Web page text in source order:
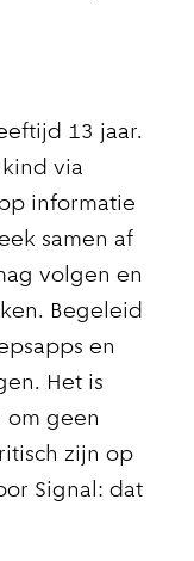
13 jaar.
via
informatie
samen af
volgen en
Begeleid
en
Het is
om geen
zijn op
Signal: dat